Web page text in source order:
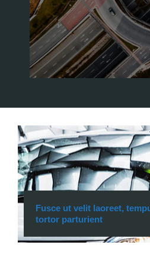
Fusce ut velit laoreet,
tortor parturient